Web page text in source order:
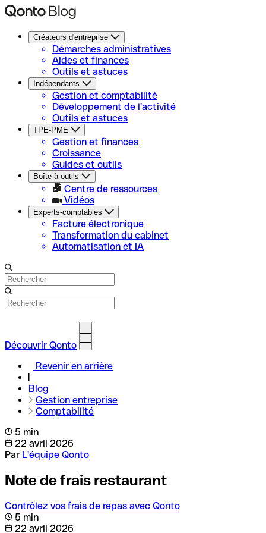
Créateurs d'entreprise
Démarches administratives
Aides et finances
Outils et astuces
Indépendants
Gestion et comptabilité
Développement de l'activité
Outils et astuces
TPE-PME
Gestion et finances
Croissance
Guides et outils
Boîte à outils
Centre de ressources
Vidéos
Experts-comptables
Facture électronique
Transformation du cabinet
Automatisation et IA
Découvrir Qonto
Revenir en arrière
Blog
Gestion entreprise
Comptabilité
5 min
22 avril 2026
Par L'équipe Qonto
Note de frais restaurant
Contrôlez vos frais de repas avec Qonto
5 min
22 avril 2026